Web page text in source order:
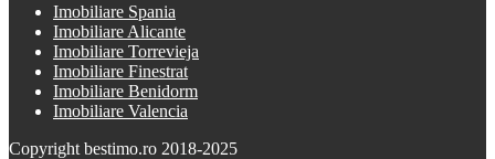
Imobiliare Spania
Imobiliare Alicante
Imobiliare Torrevieja
Imobiliare Finestrat
Imobiliare Benidorm
Imobiliare Valencia
Copyright bestimo.ro 2018-2025